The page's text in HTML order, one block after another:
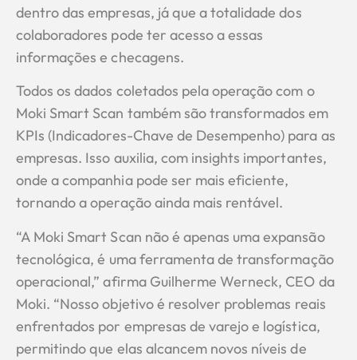
dentro das empresas, já que a totalidade dos
colaboradores pode ter acesso a essas
informações e checagens.
Todos os dados coletados pela operação com o
Moki Smart Scan também são transformados em
KPIs (Indicadores-Chave de Desempenho) para as
empresas. Isso auxilia, com insights importantes,
onde a companhia pode ser mais eficiente,
tornando a operação ainda mais rentável.
“A Moki Smart Scan não é apenas uma expansão
tecnológica, é uma ferramenta de transformação
operacional,” afirma Guilherme Werneck, CEO da
Moki. “Nosso objetivo é resolver problemas reais
enfrentados por empresas de varejo e logística,
permitindo que elas alcancem novos níveis de